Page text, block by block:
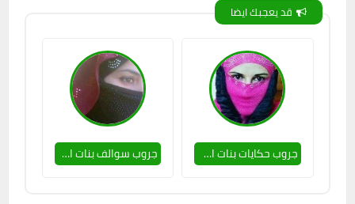
قد يعجبك ايضا
جروب حكايات بنات اخر زمن 🥵🤞 جروب سوالف بنات الاردن 🥵🔥